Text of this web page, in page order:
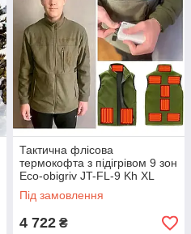
Тактична флісова
термокофта з підігрівом 9 зон
Eco-obigriv JT-FL-9 Kh XL
Під замовлення
4 722 ₴